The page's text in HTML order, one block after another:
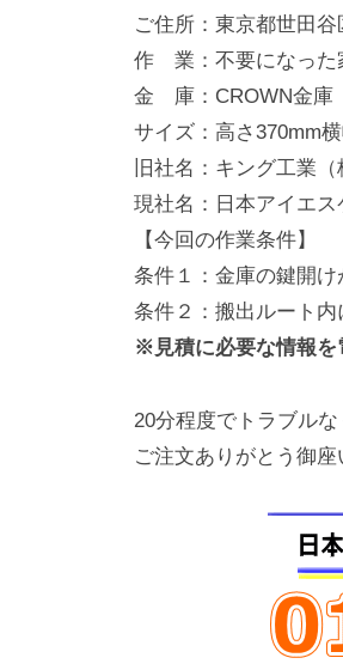
番
修
理
等
の
専
門
店
ご住所：東京都世田谷
作 業：不要になった
金 庫：CROWN金
サイズ：高さ370mm
旧社名：キング工業（
現社名：日本アイエス
【今回の作業条件】
条件１：金庫の鍵開け
条件２：搬出ルート内
※見積に必要な情報を
20分程度でトラブルな
ご注文ありがとう御座